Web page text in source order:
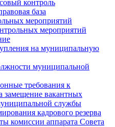
контроль
база
мероприятий
мероприятий
на муниципальную
муниципальной
требования к
замещение вакантных
службы
кадрового резерва
комиссии аппарата Совета